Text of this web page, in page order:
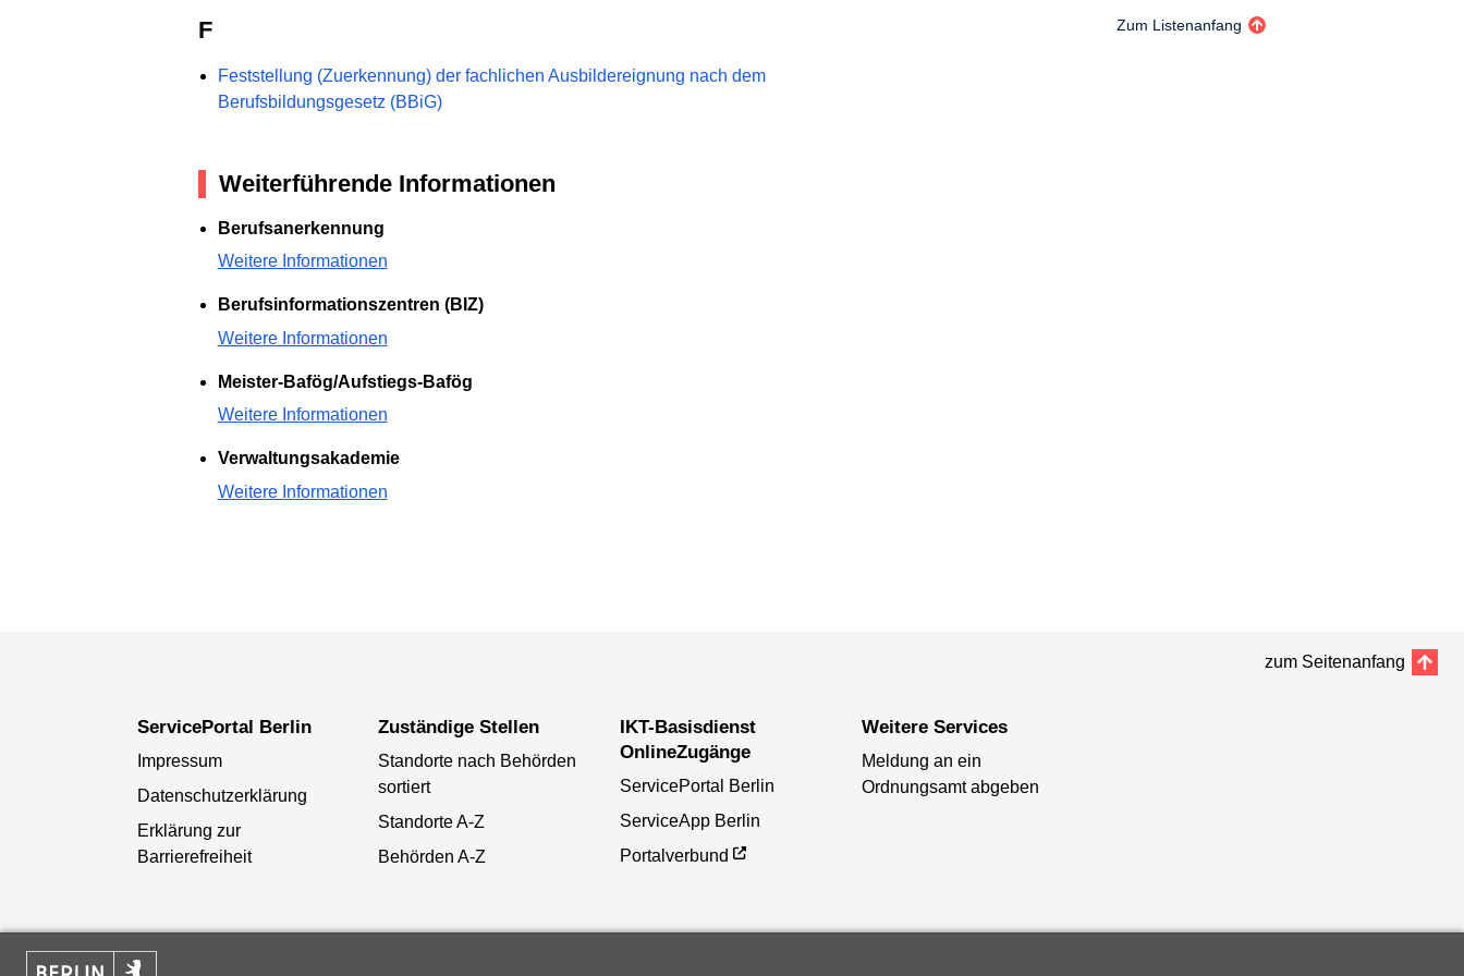
F Zum Listenanfang
Feststellung (Zuerkennung) der fachlichen Ausbildereignung nach dem
Berufsbildungsgesetz (BBiG)
Weiterführende Informationen
Berufsanerkennung
Weitere Informationen
Berufsinformationszentren (BIZ)
Weitere Informationen
Meister-Bafög/Aufstiegs-Bafög
Weitere Informationen
Verwaltungsakademie
Weitere Informationen
zum Seitenanfang
ServicePortal Berlin
Impressum
Datenschutzerklärung
Erklärung zur
Barrierefreiheit
Zuständige Stellen
Standorte nach Behörden
sortiert
Standorte A-Z
Behörden A-Z
IKT-Basisdienst
OnlineZugänge
ServicePortal Berlin
ServiceApp Berlin
Portalverbund
Weitere Services
Meldung an ein
Ordnungsamt abgeben